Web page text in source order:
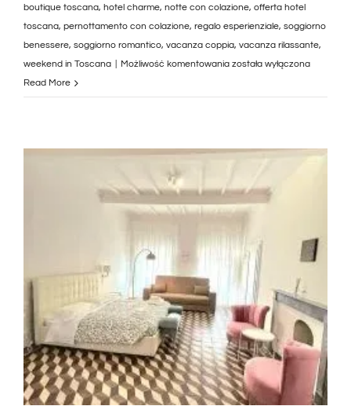
boutique toscana, hotel charme, notte con colazione, offerta hotel
toscana, pernottamento con colazione, regalo esperienziale, soggiorno
benessere, soggiorno romantico, vacanza coppia, vacanza rilassante,
weekend in Toscana
Możliwość komentowania Una
Toscana
została wyłączona
Read More